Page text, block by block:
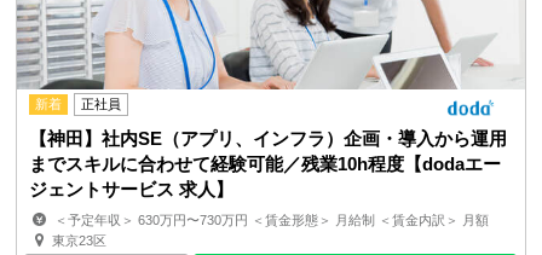
新着 正社員
【神田】社内SE（アプリ、インフラ）企画・導入から運用
までスキルに合わせて経験可能／残業10h程度【dodaエー
ジェントサービス 求人】
＜予定年収＞ 630万円〜730万円 ＜賃金形態＞ 月給制 ＜賃金内訳＞ 月額
（基本給）：355,000円〜413,000円 その他固定手当...
東京23区